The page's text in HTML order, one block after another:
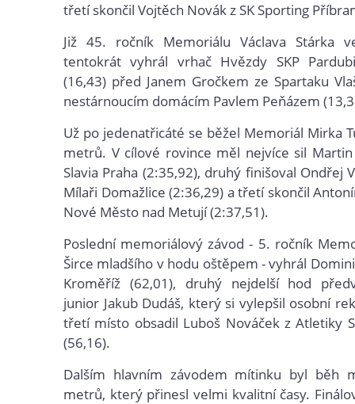
třetí skončil Vojtěch Novák z SK Sporting
Již 45. ročník Memoriálu Václava Stárka
tentokrát vyhrál vrhač Hvězdy SKP
(16,43) před Janem Gročkem ze Spartaku
nestárnoucím domácím Pavlem Peňázem
Už po jedenatřicáté se běžel Memoriál Mirka
metrů. V cílové rovince měl nejvíce sil Martin
Slavia Praha (2:35,92), druhý finišoval Ondřej
Mílaři Domažlice (2:36,29) a třetí skončil
Nové Město nad Metují (2:37,51).
Poslední memoriálový závod - 5. ročník
Širce mladšího v hodu oštěpem - vyhrál
Kroměříž (62,01), druhý nejdelší hod
junior Jakub Dudáš, který si vylepšil osobní
třetí místo obsadil Luboš Nováček z Atletiky
(56,16).
Dalším hlavním závodem mítinku byl běh
metrů, který přinesl velmi kvalitní časy.